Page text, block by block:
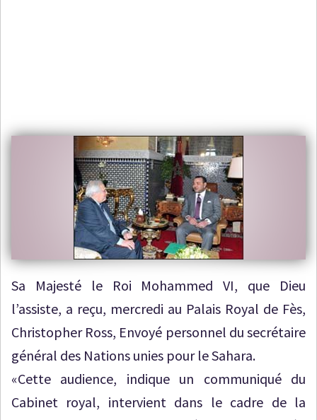
Sa Majesté le Roi Mohammed VI, que Dieu
l’assiste, a reçu, mercredi au Palais Royal de Fès,
Christopher Ross, Envoyé personnel du secrétaire
général des Nations unies pour le Sahara.
«Cette audience, indique un communiqué du
Cabinet royal, intervient dans le cadre de la